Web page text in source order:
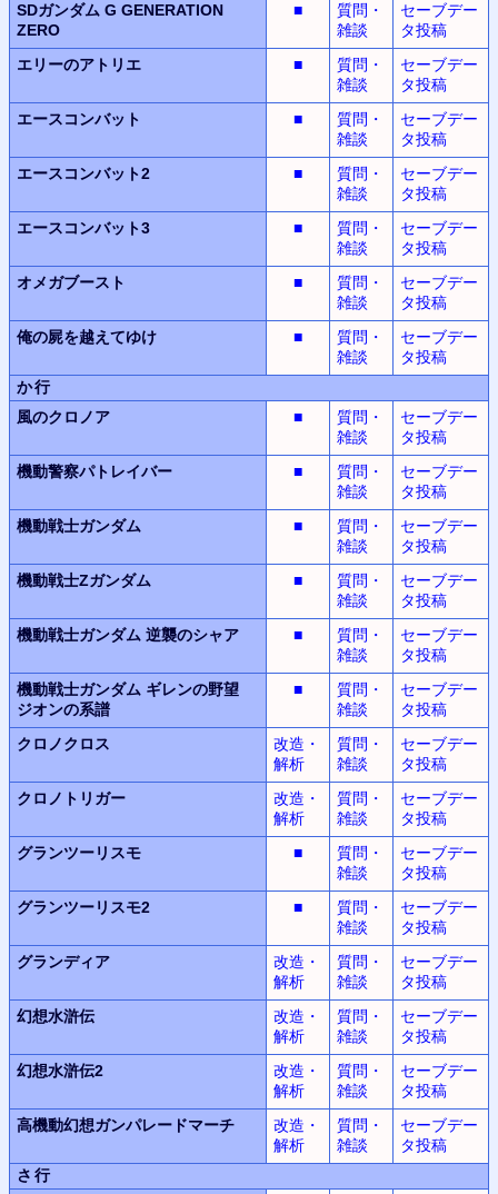
SDガンダム G GENERATION
ZERO
■
質問・
雑談
セーブデー
タ投稿
エリーのアトリエ
■
質問・
雑談
セーブデー
タ投稿
エースコンバット
■
質問・
雑談
セーブデー
タ投稿
エースコンバット2
■
質問・
雑談
セーブデー
タ投稿
エースコンバット3
■
質問・
雑談
セーブデー
タ投稿
オメガブースト
■
質問・
雑談
セーブデー
タ投稿
俺の屍を越えてゆけ
■
質問・
雑談
セーブデー
タ投稿
か行
風のクロノア
■
質問・
雑談
セーブデー
タ投稿
機動警察パトレイバー
■
質問・
雑談
セーブデー
タ投稿
機動戦士ガンダム
■
質問・
雑談
セーブデー
タ投稿
機動戦士Zガンダム
■
質問・
雑談
セーブデー
タ投稿
機動戦士ガンダム 逆襲のシャア ■
質問・
雑談
セーブデー
タ投稿
機動戦士ガンダム ギレンの野望
ジオンの系譜
■
質問・
雑談
セーブデー
タ投稿
クロノクロス
改造・
解析
質問・
雑談
セーブデー
タ投稿
クロノトリガー
改造・
解析
質問・
雑談
セーブデー
タ投稿
グランツーリスモ
■
質問・
雑談
セーブデー
タ投稿
グランツーリスモ2
■
質問・
雑談
セーブデー
タ投稿
グランディア
改造・
解析
質問・
雑談
セーブデー
タ投稿
幻想水滸伝
改造・
解析
質問・
雑談
セーブデー
タ投稿
幻想水滸伝2
改造・
解析
質問・
雑談
セーブデー
タ投稿
高機動幻想ガンパレードマーチ
改造・
解析
質問・
雑談
セーブデー
タ投稿
さ行